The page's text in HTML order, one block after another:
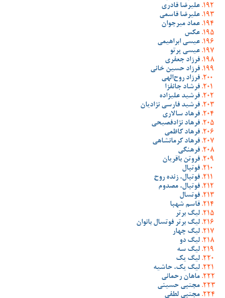
علیرضا قادری
علیرضا قاسمی
عماد میرجوان
عکس
عیسی ابراهیمی
عیسی پرتو
فرزاد جعفری
فرزاد حسین خانی
فرزاد روح‌الهی
فرشاد جانفزا
فرشید علیزاده
فرشید فارسی نژادیان
فرهاد سالاری
فرهاد نژادفصیحی
فرهاد کاظمی
فرهاد کرمانشاهی
فرهنگی
فروتن باقریان
فوتبال
فوتبال، زنده روح
فوتبال، مصدوم
فوتسال
قاسم شهبا
لیگ برتر
لیگ برتر فوتسال بانوان
لیگ چهار
لیگ دو
لیگ سه
لیگ یک
لیگ یک، حاشیه
ماهان رحمانی
مجتبی حسینی
مجتبی لطفی